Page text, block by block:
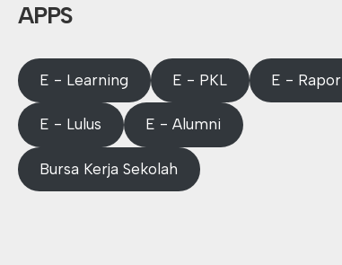
APPS
E - Learning E - PKL E - Rapor
E - Lulus E - Alumni
Bursa Kerja Sekolah